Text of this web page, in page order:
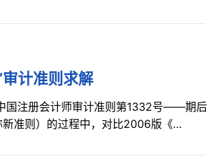
计准则求解
国注册会计师审计准则第1332号——期后
新准则）的过程中，对比2006版《…